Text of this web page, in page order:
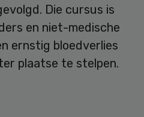
Die cursus is
en niet-medische
ernstig bloedverlies
plaatse te stelpen.